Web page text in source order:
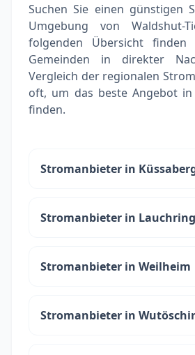
Suchen Sie einen günstigen
Umgebung von Waldshut-
folgenden Übersicht finden
Gemeinden in direkter
Vergleich der regionalen
oft, um das beste Angebot
finden.
Stromanbieter in
Stromanbieter in
Stromanbieter in Weilheim
Stromanbieter in